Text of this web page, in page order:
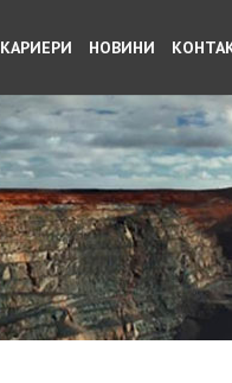
КАРИЕРИ НОВИНИ